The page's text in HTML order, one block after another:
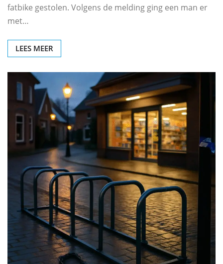
fatbike gestolen. Volgens de melding ging een man er
met…
LEES MEER